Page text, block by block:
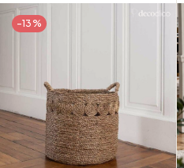
-13%